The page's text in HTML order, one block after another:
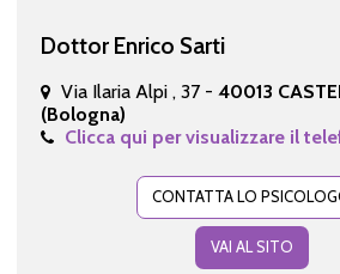
Dottor Enrico Sarti
Via Ilaria Alpi , 37 - 40013
(Bologna)
Clicca qui per visualizzare il
CONTATTA LO
VAI AL SITO